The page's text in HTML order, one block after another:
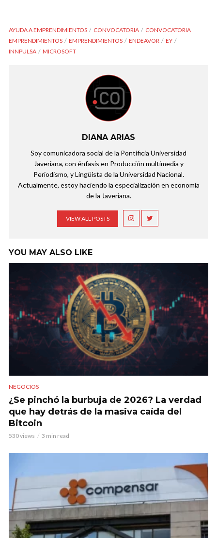
AYUDA A EMPRENDIMIENTOS CONVOCATORIA
CONVOCATORIA
EMPRENDIMIENTOS
EMPRENDIMIENTOS ENDEAVOR
EY
INNPULSA
MICROSOFT
DIANA ARIAS
Soy comunicadora social de la Pontificia Universidad
Javeriana, con énfasis en Producción multimedia y
Periodismo, y Lingüista de la Universidad Nacional.
Actualmente, estoy haciendo la especialización en economía
de la Javeriana.
VIEW ALL POSTS
YOU MAY ALSO LIKE
NEGOCIOS
¿Se pinchó la burbuja de 2026? La verdad
que hay detrás de la masiva caída del
Bitcoin
530 views 3 min read